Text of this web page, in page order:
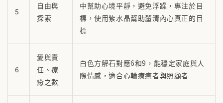
5
自由與
探索
中幫助心境平靜，避免浮躁，專注於目
標，使用紫水晶幫助釐清內心真正的目
標
6
愛與責
任、療
癒之數
白色方解石對應6和9，能穩定家庭與人
際情感，適合心輪療癒者與照顧者